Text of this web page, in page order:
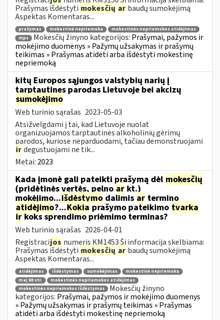
Prašymas išdėstyti mokesčių ar baudų sumokėjimą
Aspektas Komentaras...
prašymas mokestinė nepriemoka
mokestinės nepriemokos atidėjimas
mps
Mokesčių žinyno kategorijos: Prašymai, pažymos ir
mokėjimo duomenys » Pažymų užsakymas ir prašymų
teikimas » Prašymas atidėti arba išdėstyti mokestinę
nepriemoką
kitų Europos sąjungos valstybių narių į
tarptautines parodas Lietuvoje bei akcizų
sumokėjimo
Web turinio sąrašas 2023-05-03
Atsižvelgdami į tai, kad Lietuvoje nuolat
organizuojamos tarptautinės alkoholinių gėrimų
parodos, kuriose neparduodami, tačiau demonstruojami
irdegustuojami ne tik...
Metai: 2023
Kada įmonė gali pateikti prašymą dėl mokesčių
(pridėtinės vertės, pelno ar kt.)
mokėjimo...išdėstymo dalimis ar termino
atidėjimo?...Kokiaprašymo pateikimo tvarka
irkoks sprendimo priėmimo terminas?
Web turinio sąrašas 2026-04-01
Registracijos numeris KM1453 Ši informacija skelbiama:
Prašymas išdėstyti mokesčių ar baudų sumokėjimą
Aspektas Komentaras...
atidėjimas išdėstymas sumokėjimas
mokestinė nepriemoka
maį 88 str.
mokestinės nepriemokos atidėjimas
mokestinės nepriemokos išdėstymas
Mokesčių žinyno
kategorijos: Prašymai, pažymos ir mokėjimo duomenys
» Pažymų užsakymas ir prašymų teikimas » Prašymas
atidėti arba išdėstyti mokestinę nepriemoką